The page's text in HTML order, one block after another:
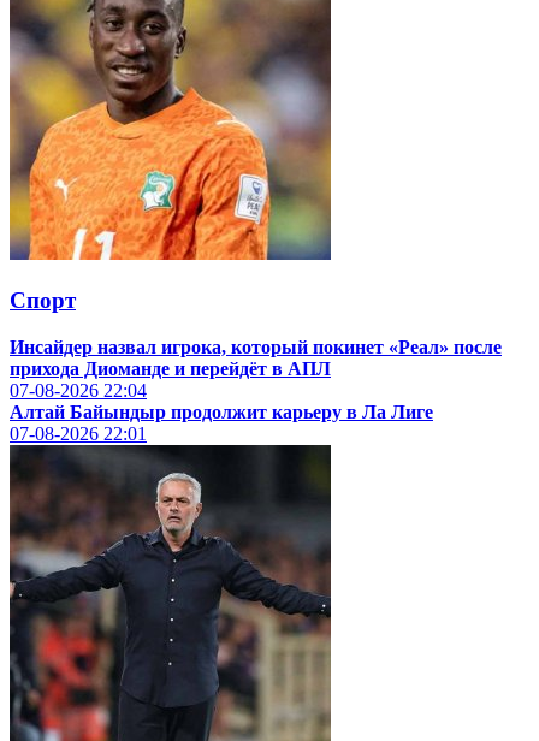
Спорт
Инсайдер назвал игрока, который покинет «Реал» после
прихода Диоманде и перейдёт в АПЛ
07-08-2026 22:04
Алтай Байындыр продолжит карьеру в Ла Лиге
07-08-2026 22:01